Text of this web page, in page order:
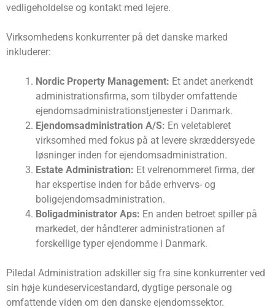
vedligeholdelse og kontakt med lejere.
Virksomhedens konkurrenter på det danske marked
inkluderer:
Nordic Property Management: Et andet anerkendt
administrationsfirma, som tilbyder omfattende
ejendomsadministrationstjenester i Danmark.
Ejendomsadministration A/S: En veletableret
virksomhed med fokus på at levere skræddersyede
løsninger inden for ejendomsadministration.
Estate Administration: Et velrenommeret firma, der
har ekspertise inden for både erhvervs- og
boligejendomsadministration.
Boligadministrator Aps: En anden betroet spiller på
markedet, der håndterer administrationen af
forskellige typer ejendomme i Danmark.
Piledal Administration adskiller sig fra sine konkurrenter ved
sin høje kundeservicestandard, dygtige personale og
omfattende viden om den danske ejendomssektor.